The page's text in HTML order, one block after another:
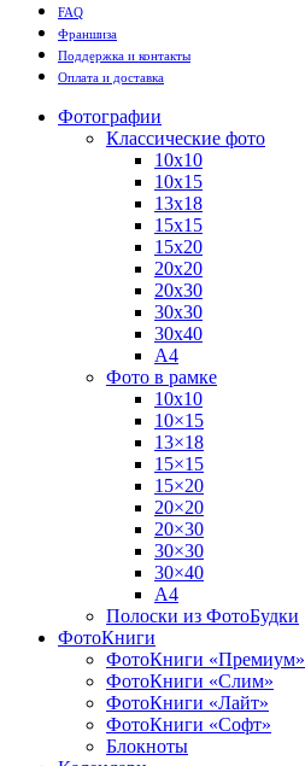
FAQ
Франшиза
Поддержка и контакты
Оплата и доставка
Фотографии
Классические фото
10х10
10х15
13х18
15х15
15х20
20х20
20х30
30х30
30х40
А4
Фото в рамке
10х10
10×15
13×18
15×15
15×20
20×20
20×30
30×30
30×40
A4
Полоски из ФотоБудки
ФотоКниги
ФотоКниги «Премиум»
ФотоКниги «Слим»
ФотоКниги «Лайт»
ФотоКниги «Софт»
Блокноты